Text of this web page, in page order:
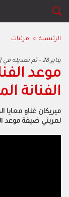
الرئيسية > مرئيات
2023 يناير 28 - تم تعديله في [التاريخ]
موعد
الفنانة
ميريكان غناو معايا
لمريني ضيفة موعد